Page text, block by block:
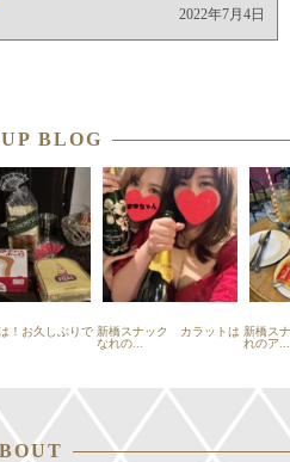
2022年7月4日
BLOG
！お久しぶりで 新橋スナック カラットは
なれの...
新橋ス
れのア...